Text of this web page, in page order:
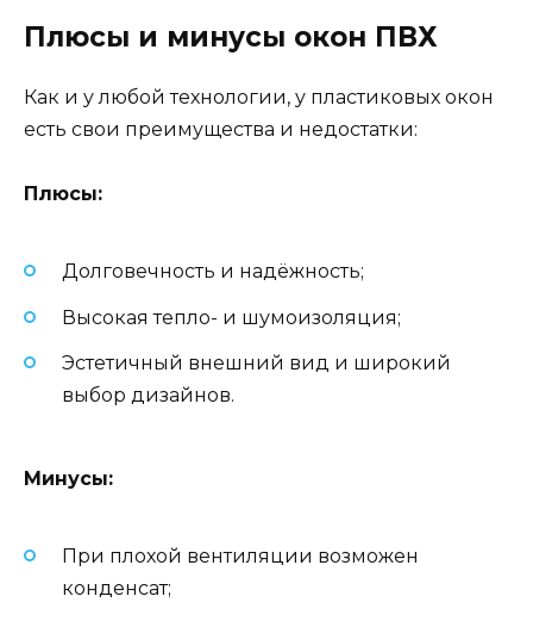
Плюсы и минусы окон ПВХ
Как и у любой технологии, у пластиковых окон
есть свои преимущества и недостатки:
Плюсы:
Долговечность и надёжность;
Высокая тепло- и шумоизоляция;
Эстетичный внешний вид и широкий
выбор дизайнов.
Минусы:
При плохой вентиляции возможен
конденсат;